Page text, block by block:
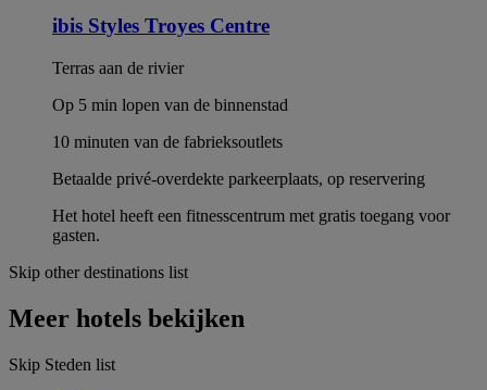
ibis Styles Troyes Centre
Terras aan de rivier
Op 5 min lopen van de binnenstad
10 minuten van de fabrieksoutlets
Betaalde privé-overdekte parkeerplaats, op reservering
Het hotel heeft een fitnesscentrum met gratis toegang voor
gasten.
Skip other destinations list
Meer hotels bekijken
Skip Steden list